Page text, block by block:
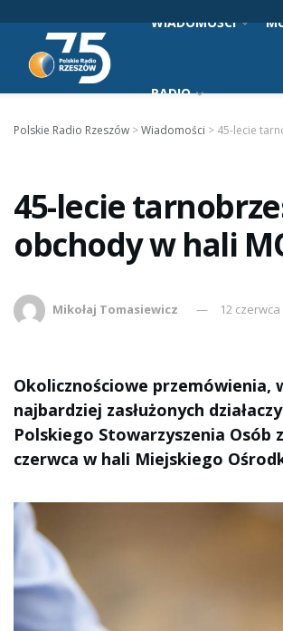
WIADOMOŚCI
RADIO
Polskie Radio Rzeszów >Wiadomości > 45-lecie
45-lecie
obchody w hali
Mikołaj Tomasiewicz 12
Okolicznościowe przemówienia,
najbardziej zasłużonych
Polskiego Stowarzyszenia
czerwca w hali Miejskiego